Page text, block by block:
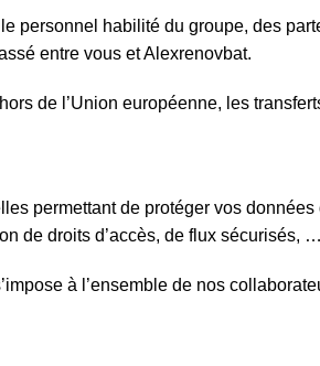
personnel habilité du groupe, des
entre vous et Alexrenovbat.
de l’Union européenne, les
permettant de protéger vos
de droits d’accès, de flux sécurisés, …
à l’ensemble de nos